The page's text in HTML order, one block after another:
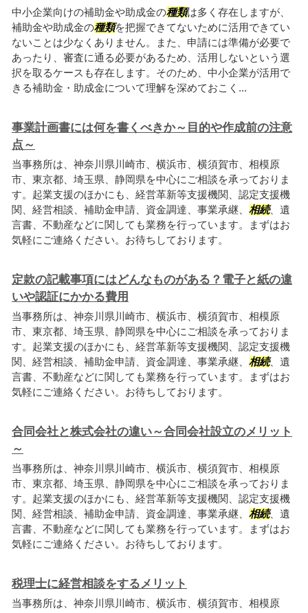
中小企業向けの補助金や助成金の種類は多く存在しますが、
補助金や助成金の種類を把握できてないために活用できてい
ないことは少なくありません。また、申請には準備が必要で
あったり、審査に通る必要があるため、活用しないという選
択を取るケースも存在します。そのため、中小企業が活用で
きる補助金・助成金について理解を深めておこく...
事業計画書には何を書くべきか～目的や作成前の注意
点～
当事務所は、神奈川県川崎市、横浜市、横須賀市、相模原
市、東京都、埼玉県、静岡県を中心にご相談を承っておりま
す。起業支援のほかにも、経営革新等支援機関、認定支援機
関、経営相談、補助金申請、資金調達、事業承継、 相続、遺
言書、不動産などに関しても業務を行っています。まずはお
気軽にご連絡ください。お待ちしております。
定款の記載事項にはどんなものがある？電子と紙の違
いや認証にかかる費用
当事務所は、神奈川県川崎市、横浜市、横須賀市、相模原
市、東京都、埼玉県、静岡県を中心にご相談を承っておりま
す。起業支援のほかにも、経営革新等支援機関、認定支援機
関、経営相談、補助金申請、資金調達、事業承継、 相続、遺
言書、不動産などに関しても業務を行っています。まずはお
気軽にご連絡ください。お待ちしております。
合同会社と株式会社の違い～合同会社設立のメリット
～
当事務所は、神奈川県川崎市、横浜市、横須賀市、相模原
市、東京都、埼玉県、静岡県を中心にご相談を承っておりま
す。起業支援のほかにも、経営革新等支援機関、認定支援機
関、経営相談、補助金申請、資金調達、事業承継、 相続、遺
言書、不動産などに関しても業務を行っています。まずはお
気軽にご連絡ください。お待ちしております。
税理士に経営相談をするメリット
当事務所は、神奈川県川崎市、横浜市、横須賀市、相模原